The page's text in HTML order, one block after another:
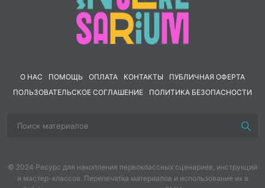
О НАС ПОМОЩЬ ОПЛАТА КОНТАКТЫ
ПУБЛИЧНАЯ ОФЕРТА
ПОЛЬЗОВАТЕЛЬСКОЕ СОГЛАШЕНИЕ
ПОЛИТИКА БЕЗОПАСНОСТИ
© 2024 Ресурс для накопления первоклассных сценариев, инструкций
и мастер-классов. Перепечатка материалов и использование их в